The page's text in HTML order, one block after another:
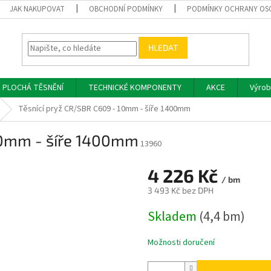
JAK NAKUPOVAT OBCHODNÍ PODMÍNKY PODMÍNKY OCHRANY
HLEDAT
PLOCHÁ TĚSNĚNÍ TECHNICKÉ KOMPONENTY AKCE
Těsnící pryž CR/SBR C609 - 10mm - šíře 1400mm
- šíře 1400mm 13960
4 226 Kč / bm
3 493 Kč bez DPH
cena:
Skladem (4,4 bm)
Možnosti doručení